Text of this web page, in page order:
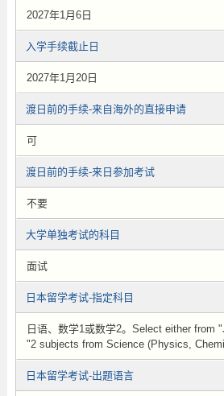
2027年1月6日
入学手续截止日
2027年1月20日
渡日前的手续-来自海外的直接申请
可
渡日前的手续-来日参加考试
不要
大学单独考试的科目
面试
日本留学考试-指定科目
日语、数学1或数学2。Select either from
"2 subjects from Science (Physics,
日本留学考试-出题语言